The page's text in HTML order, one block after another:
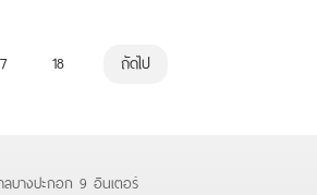
18 ถัดไป
ลบางปะกอก 9 อินเตอร์